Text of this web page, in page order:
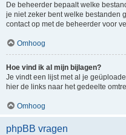
De beheerder bepaalt welke
je niet zeker bent welke bestanden
contact op met de beheerder voor
Omhoog
Hoe vind ik al mijn bijlagen?
Je vindt een lijst met al je
hier de links naar het gedeelte
Omhoog
phpBB vragen